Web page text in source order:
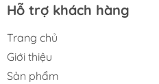
Hỗ trợ khách hàng
Trang chủ
Giới thiệu
Sản phẩm